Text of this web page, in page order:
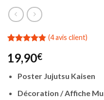
sur 5 basé
sur
notations
client
(4avis client)
19,90€
Poster Jujutsu Kaisen
Décoration / Affiche